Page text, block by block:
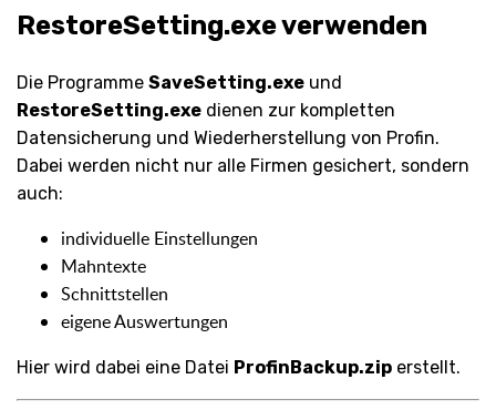
RestoreSetting.exe verwenden
Die Programme SaveSetting.exe und
RestoreSetting.exe dienen zur kompletten
Datensicherung und Wiederherstellung von Profin.
Dabei werden nicht nur alle Firmen gesichert, sondern
auch:
individuelle Einstellungen
Mahntexte
Schnittstellen
eigene Auswertungen
Hier wird dabei eine Datei ProfinBackup.zip erstellt.